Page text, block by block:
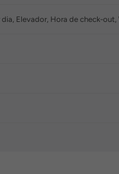
dia, Elevador, Hora de check-